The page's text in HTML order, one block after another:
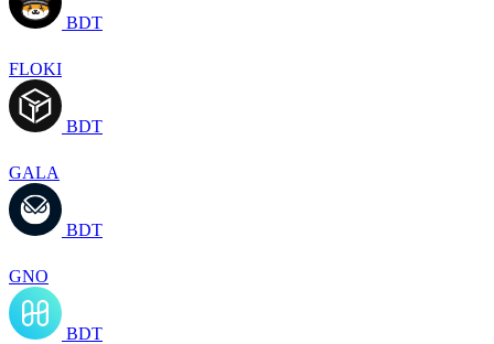
BDT
FLOKI
BDT
GALA
BDT
GNO
BDT